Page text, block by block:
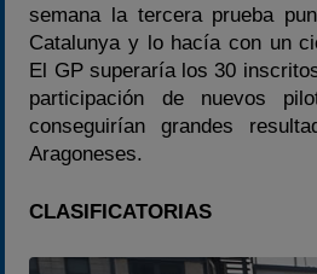
semana la tercera prueba
Catalunya y lo hacía con un
El GP superaría los 30
participación de nuevos
conseguirían grandes
Aragoneses.
CLASIFICATORIAS